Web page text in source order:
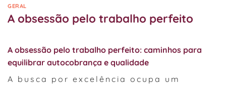
GERAL
A obsessão pelo trabalho perfeito
A obsessão pelo trabalho perfeito: caminhos para
equilibrar autocobrança e qualidade
A busca por excelência ocupa um